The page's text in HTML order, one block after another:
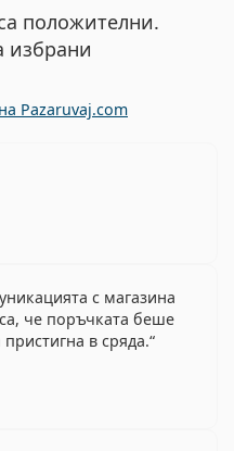
положителни.
избрани
Pazaruvaj.com
с магазина
че поръчката беше
в сряда.